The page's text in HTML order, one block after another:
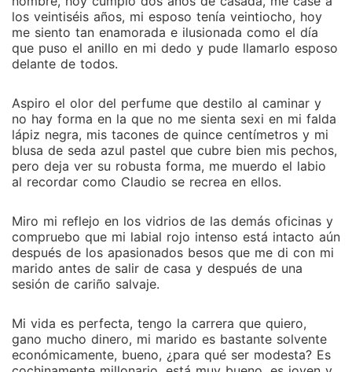
los veintiséis años, mi esposo tenía veintiocho, hoy
me siento tan enamorada e ilusionada como el día
que puso el anillo en mi dedo y pude llamarlo esposo
delante de todos.
Aspiro el olor del perfume que destilo al caminar y
no hay forma en la que no me sienta sexi en mi falda
lápiz negra, mis tacones de quince centímetros y mi
blusa de seda azul pastel que cubre bien mis pechos,
pero deja ver su robusta forma, me muerdo el labio
al recordar como Claudio se recrea en ellos.
Miro mi reflejo en los vidrios de las demás oficinas y
compruebo que mi labial rojo intenso está intacto aún
después de los apasionados besos que me di con mi
marido antes de salir de casa y después de una
sesión de cariño salvaje.
Mi vida es perfecta, tengo la carrera que quiero,
gano mucho dinero, mi marido es bastante solvente
económicamente, bueno, ¿para qué ser modesta? Es